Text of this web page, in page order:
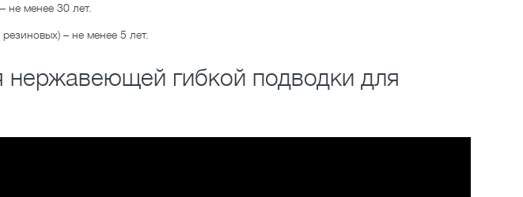
не менее 30 лет.
– не менее 5 лет.
нержавеющей гибкой подводки для